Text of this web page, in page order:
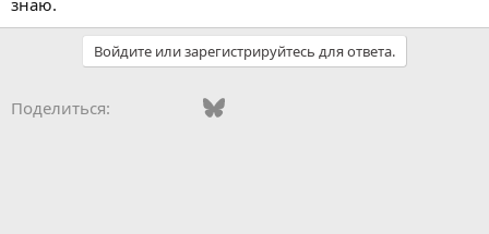
Войдите или зарегистрируйтесь для ответа.
Поделиться: Vkontakte
FacebookBluesky